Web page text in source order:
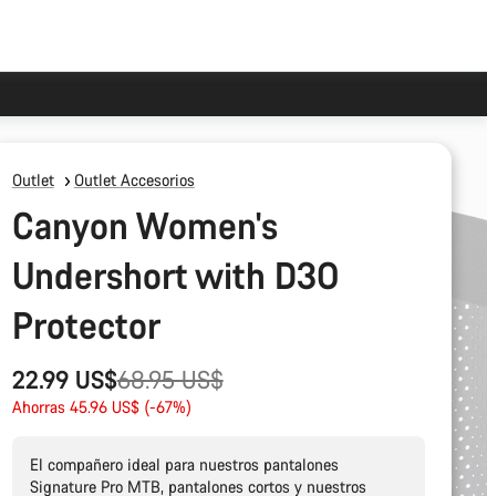
Outlet Outlet Accesorios
Canyon Women's
Undershort with D3O
Protector
22.99 US$
Precio
original
68.95 US$
Ahorras 45.96 US$ (-67%)
El compañero ideal para nuestros pantalones
Signature Pro MTB, pantalones cortos y nuestros